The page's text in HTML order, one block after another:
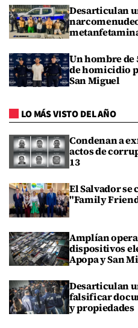
Desarticulan
Un hombre de
de homicidio
San Miguel
LO MÁS VISTO DEL AÑO
Condenan a
actos de
13
El Salvador
"Family
Amplían
dispositivos
Apopa y San
Desarticulan
falsificar
y propiedades